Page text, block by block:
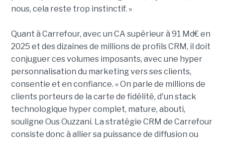
nous, cela reste trop instinctif. »
Quant à Carrefour, avec un CA supérieur à 91 Md€ en
2025 et des dizaines de millions de profils CRM, il doit
conjuguer ces volumes imposants, avec une hyper
personnalisation du marketing vers ses clients,
consentie et en confiance. « On parle de millions de
clients porteurs de la carte de fidélité, d'un stack
technologique hyper complet, mature, abouti,
souligne Ous Ouzzani. La stratégie CRM de Carrefour
consiste donc à allier sa puissance de diffusion ou